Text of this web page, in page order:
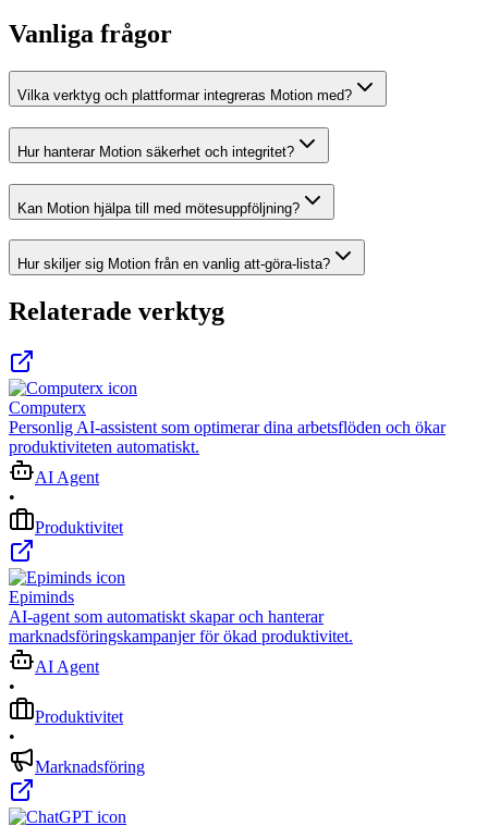
Vanliga frågor
Vilka verktyg och plattformar integreras Motion med?
Hur hanterar Motion säkerhet och integritet?
Kan Motion hjälpa till med mötesuppföljning?
Hur skiljer sig Motion från en vanlig att-göra-lista?
Relaterade verktyg
Computerx
Personlig AI-assistent som optimerar dina arbetsflöden och ökar
produktiviteten automatiskt.
AI Agent
•
Produktivitet
Epiminds
AI-agent som automatiskt skapar och hanterar
marknadsföringskampanjer för ökad produktivitet.
AI Agent
•
Produktivitet
•
Marknadsföring